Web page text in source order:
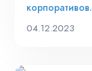
корпоративов.
04.12.2023